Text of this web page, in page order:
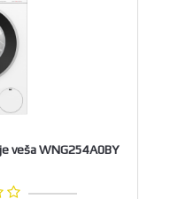
veša WNG254A0BY